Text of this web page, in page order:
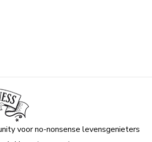
voor no-nonsense levensgenieters